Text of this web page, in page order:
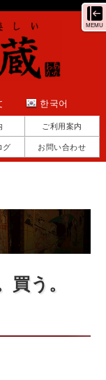
한국어
MEMU
ご利用案内
グ お問い合わせ
う。